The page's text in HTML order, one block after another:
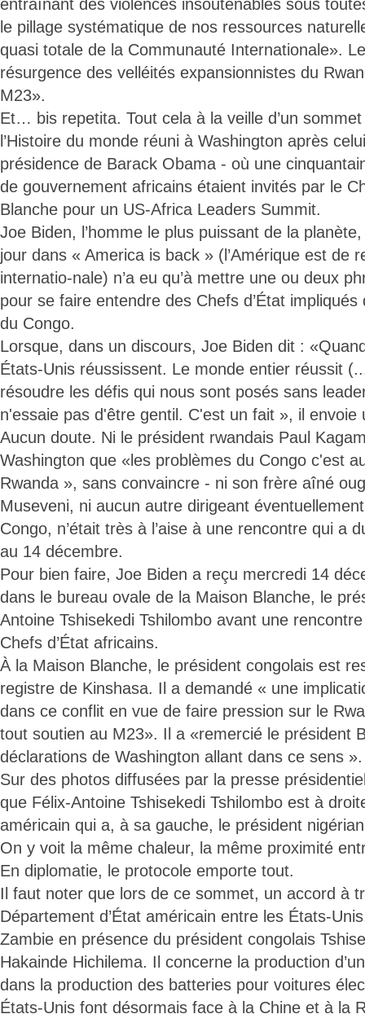
entraînant des violences insoutenables sous
le pillage systématique de nos ressources
quasi totale de la Communauté Internationale».
résurgence des velléités expansionnistes du
M23».
Et… bis repetita. Tout cela à la veille d’un
l’Histoire du monde réuni à Washington après
présidence de Barack Obama - où une
de gouvernement africains étaient invités par le
Blanche pour un US-Africa Leaders Summit.
Joe Biden, l’homme le plus puissant de la
jour dans « America is back » (l’Amérique est de
internatio-nale) n’a eu qu’à mettre une ou deux
pour se faire entendre des Chefs d’État impliqués
du Congo.
Lorsque, dans un discours, Joe Biden dit :
États-Unis réussissent. Le monde entier réussit
résoudre les défis qui nous sont posés sans
n'essaie pas d'être gentil. C'est un fait », il envoie
Aucun doute. Ni le président rwandais Paul
Washington que «les problèmes du Congo c'est
Rwanda », sans convaincre - ni son frère aîné
Museveni, ni aucun autre dirigeant
Congo, n’était très à l’aise à une rencontre qui a
au 14 décembre.
Pour bien faire, Joe Biden a reçu mercredi 14
dans le bureau ovale de la Maison Blanche, le
Antoine Tshisekedi Tshilombo avant une
Chefs d’État africains.
À la Maison Blanche, le président congolais est
registre de Kinshasa. Il a demandé « une
dans ce conflit en vue de faire pression sur le
tout soutien au M23». Il a «remercié le président
déclarations de Washington allant dans ce sens ».
Sur des photos diffusées par la presse
que Félix-Antoine Tshisekedi Tshilombo est à
américain qui a, à sa gauche, le président
On y voit la même chaleur, la même proximité
En diplomatie, le protocole emporte tout.
Il faut noter que lors de ce sommet, un accord à
Département d’État américain entre les États-
Zambie en présence du président congolais
Hakainde Hichilema. Il concerne la production
dans la production des batteries pour voitures
États-Unis font désormais face à la Chine et à la